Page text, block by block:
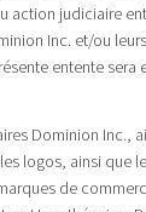
action judiciaire
Inc. et/ou
entente
Dominion Inc.,
logos, ainsi que
de